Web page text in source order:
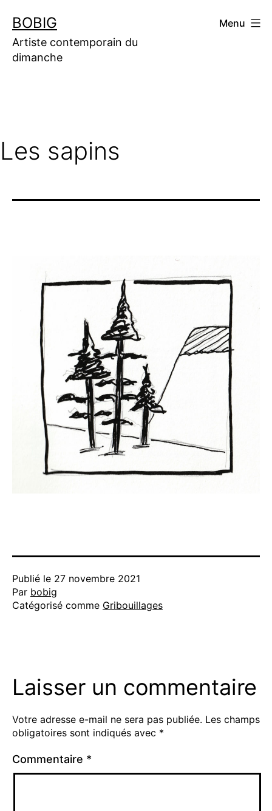
contenu
BOBIG
Artiste contemporain du
dimanche
Menu
Les sapins
Publié le 27 novembre 2021
Par bobig
Catégorisé comme Gribouillages
Laisser un commentaire
Votre adresse e-mail ne sera pas publiée. Les champs
obligatoires sont indiqués avec *
Commentaire *